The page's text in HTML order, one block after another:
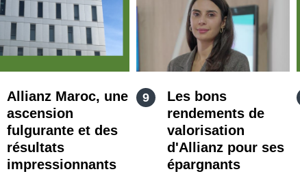
Allianz Maroc, une
ascension
fulgurante et des
résultats
impressionnants
Les bons
rendements de
valorisation
d'Allianz pour ses
épargnants